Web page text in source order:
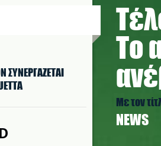
ΣΥΝΕΡΓAΖΕΤΑΙ
Το
Με τον
NEWS